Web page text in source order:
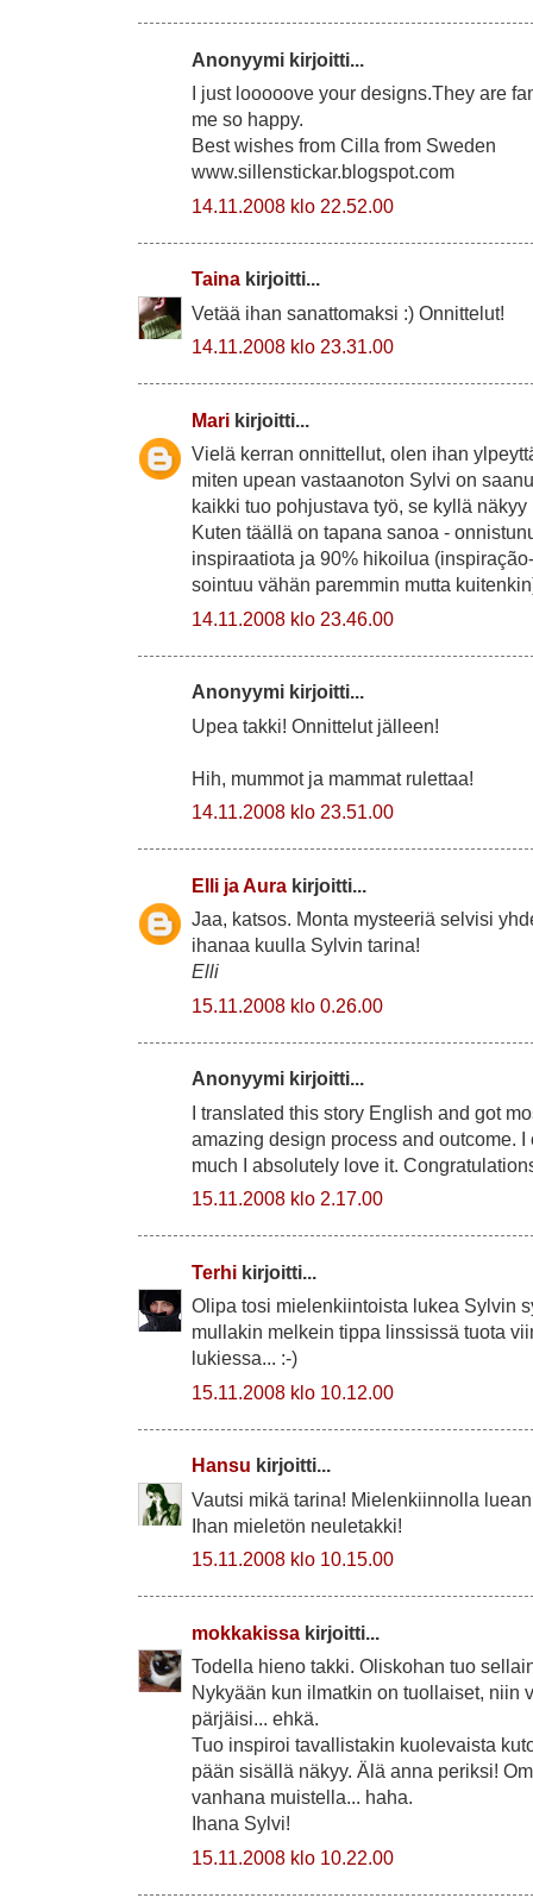
Anonyymi kirjoitti...
I just looooove your designs.They are
me so happy.
Best wishes from Cilla from Sweden
www.sillenstickar.blogspot.com
14.11.2008 klo 22.52.00
Taina kirjoitti...
Vetää ihan sanattomaksi :) Onnittelut!
14.11.2008 klo 23.31.00
Mari kirjoitti...
Vielä kerran onnittellut, olen ihan
miten upean vastaanoton Sylvi on
kaikki tuo pohjustava työ, se kyllä
Kuten täällä on tapana sanoa -
inspiraatiota ja 90% hikoilua
sointuu vähän paremmin mutta
14.11.2008 klo 23.46.00
Anonyymi kirjoitti...
Upea takki! Onnittelut jälleen!
Hih, mummot ja mammat rulettaa!
14.11.2008 klo 23.51.00
Elli ja Aura kirjoitti...
Jaa, katsos. Monta mysteeriä selvisi
ihanaa kuulla Sylvin tarina!
Elli
15.11.2008 klo 0.26.00
Anonyymi kirjoitti...
I translated this story English and got
amazing design process and outcome.
much I absolutely love it.
15.11.2008 klo 2.17.00
Terhi kirjoitti...
Olipa tosi mielenkiintoista lukea Sylvin
mullakin melkein tippa linssissä tuota
lukiessa... :-)
15.11.2008 klo 10.12.00
Hansu kirjoitti...
Vautsi mikä tarina! Mielenkiinnolla
Ihan mieletön neuletakki!
15.11.2008 klo 10.15.00
mokkakissa kirjoitti...
Todella hieno takki. Oliskohan tuo
Nykyään kun ilmatkin on tuollaiset, niin
pärjäisi... ehkä.
Tuo inspiroi tavallistakin kuolevaista
pään sisällä näkyy. Älä anna periksi!
vanhana muistella... haha.
Ihana Sylvi!
15.11.2008 klo 10.22.00